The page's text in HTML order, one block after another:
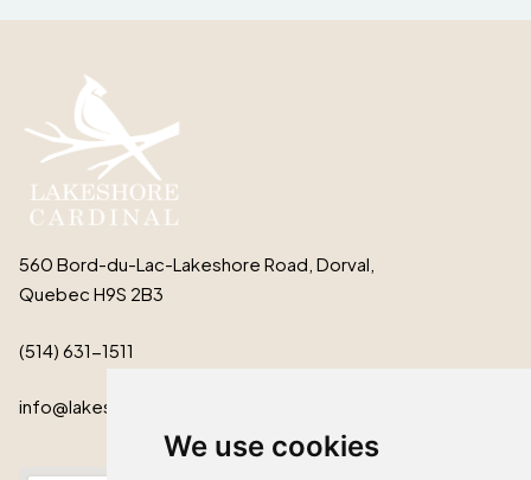
We use cookies
560 Bord-du-Lac-Lakeshore Road, Dorval,
Quebec H9S 2B3
(514) 631-1511
info@lakeshorecardinal.ca